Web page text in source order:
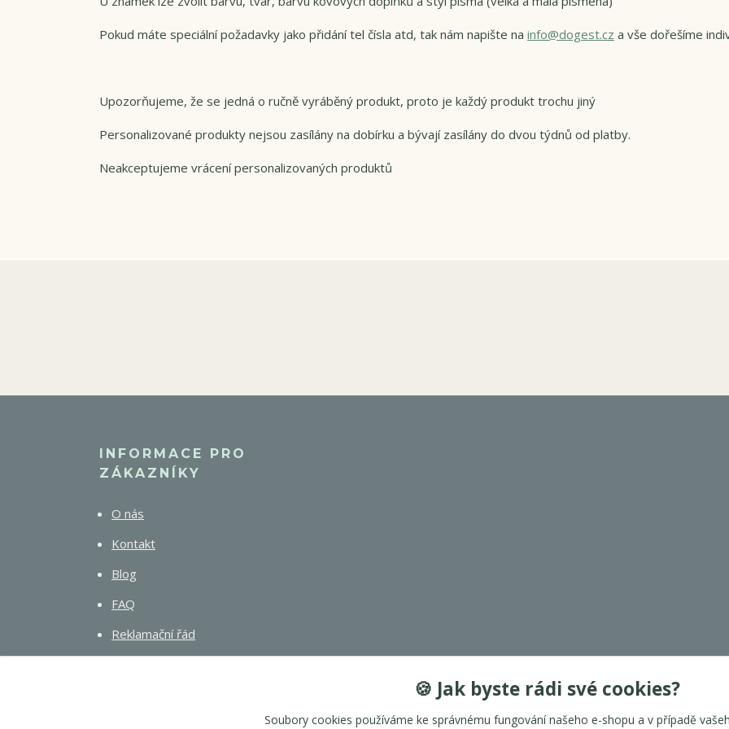
Pokud máte speciální požadavky jako přidání tel čísla atd, tak nám napište na info@dogest.cz a vše dořešíme
Upozorňujeme, že se jedná o ručně vyráběný produkt, proto je každý produkt trochu jiný
Personalizované produkty nejsou zasílány na dobírku a bývají zasílány do dvou týdnů od platby.
Neakceptujeme vrácení personalizovaných produktů
INFORMACE PRO
ZÁKAZNÍKY
O nás
Kontakt
Blog
FAQ
Reklamační řád
🍪 Jak byste rádi své cookies?
Soubory cookies používáme ke správnému fungování našeho e-shopu a v případě